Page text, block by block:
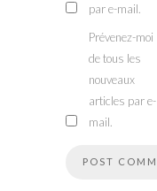
par e-mail.
Prévenez-moi
de tous les
nouveaux
articles par e-
mail.